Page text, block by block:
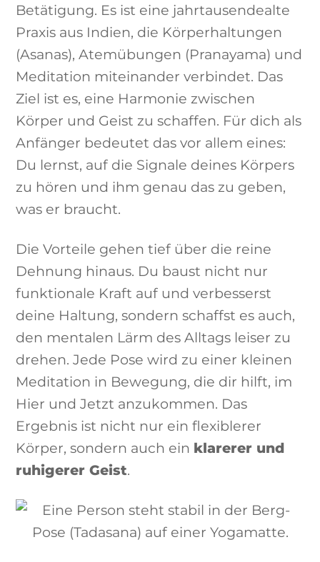
Betätigung. Es ist eine jahrtausendealte
Praxis aus Indien, die Körperhaltungen
(Asanas), Atemübungen (Pranayama) und
Meditation miteinander verbindet. Das
Ziel ist es, eine Harmonie zwischen
Körper und Geist zu schaffen. Für dich als
Anfänger bedeutet das vor allem eines:
Du lernst, auf die Signale deines Körpers
zu hören und ihm genau das zu geben,
was er braucht.
Die Vorteile gehen tief über die reine
Dehnung hinaus. Du baust nicht nur
funktionale Kraft auf und verbesserst
deine Haltung, sondern schaffst es auch,
den mentalen Lärm des Alltags leiser zu
drehen. Jede Pose wird zu einer kleinen
Meditation in Bewegung, die dir hilft, im
Hier und Jetzt anzukommen. Das
Ergebnis ist nicht nur ein flexiblerer
Körper, sondern auch ein klarerer und
ruhigerer Geist.